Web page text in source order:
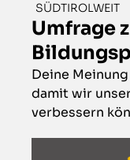
SÜDTIROLWEIT
Umfrage
Deine
damit wir
verbessern